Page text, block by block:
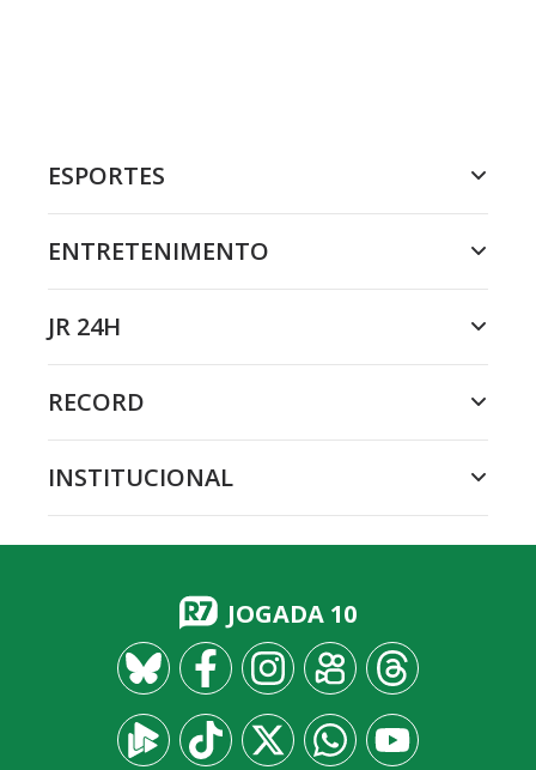
ESPORTES
ENTRETENIMENTO
JR 24H
RECORD
INSTITUCIONAL
JOGADA 10